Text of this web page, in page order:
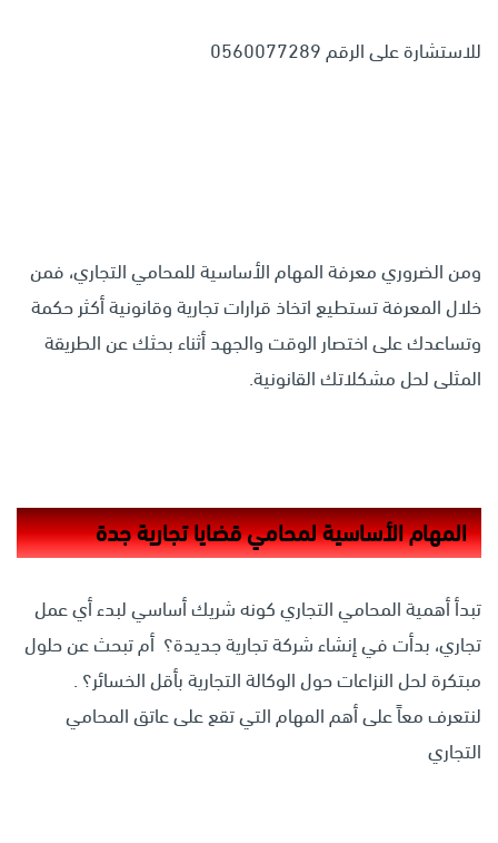
للاستشارة على الرقم 0560077289
ومن الضروري معرفة المهام الأساسية للمحامي التجاري، فمن
خلال المعرفة تستطيع اتخاذ قرارات تجارية وقانونية أكثر حكمة
وتساعدك على اختصار الوقت والجهد أثناء بحثك عن الطريقة
المثلى لحل مشكلاتك القانونية.
المهام الأساسية لمحامي قضايا تجارية جدة
تبدأ أهمية المحامي التجاري كونه شريك أساسي لبدء أي عمل
تجاري، بدأت في إنشاء شركة تجارية جديدة؟ أم تبحث عن حلول
مبتكرة لحل النزاعات حول الوكالة التجارية بأقل الخسائر؟ .
لنتعرف معاً على أهم المهام التي تقع على عاتق المحامي
التجاري